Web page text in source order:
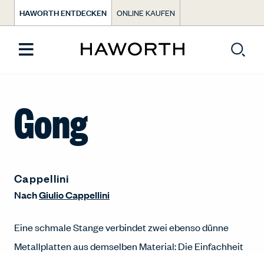
HAWORTH ENTDECKEN ONLINE KAUFEN
Gong
Cappellini
NachGiulio Cappellini
Eine schmale Stange verbindet zwei ebenso dünne
Metallplatten aus demselben Material: Die Einfachheit